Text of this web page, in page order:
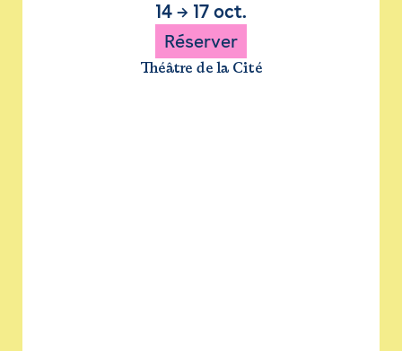
14 → 17 oct.
Réserver
Théâtre de la Cité